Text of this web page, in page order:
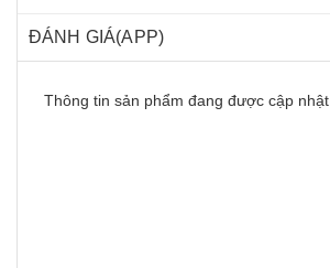
ĐÁNH GIÁ(APP)
Thông tin sản phẩm đang được cập nhật